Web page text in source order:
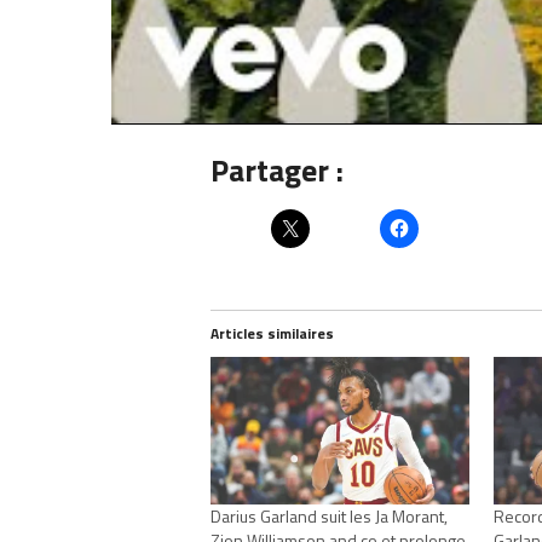
Le nouveau
du trou…
Partager :
Articles similaires
Darius Garland suit les Ja Morant,